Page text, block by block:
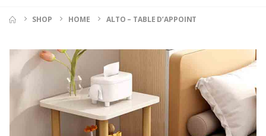
SHOP HOME ALTO – TABLE D’APPOINT